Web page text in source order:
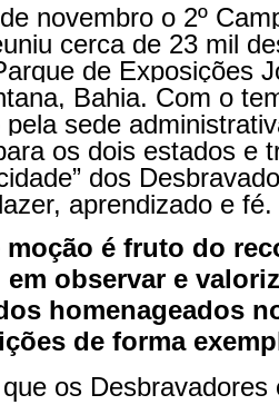
novembro o 2º
cerca de 23 mil
de Exposições
Bahia. Com o
sede
os dois estados e
dos
aprendizado e fé.
moção é fruto do
observar e
homenageados
de forma
os